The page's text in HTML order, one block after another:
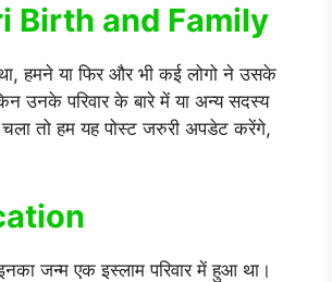
Birth and Family
हमने या फिर और भी कई लोगो ने उसके
उनके परिवार के बारे में या अन्य सदस्य
तो हम यह पोस्ट जरुरी अपडेट करेंगे,
जन्म एक इस्लाम परिवार में हुआ था।